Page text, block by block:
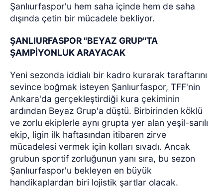
Şanlıurfaspor'u hem saha içinde hem de saha
dışında çetin bir mücadele bekliyor.
ŞANLIURFASPOR "BEYAZ GRUP"TA
ŞAMPİYONLUK ARAYACAK
Yeni sezonda iddialı bir kadro kurarak taraftarını
sevince boğmak isteyen Şanlıurfaspor, TFF'nin
Ankara'da gerçekleştirdiği kura çekiminin
ardından Beyaz Grup'a düştü. Birbirinden köklü
ve zorlu ekiplerle aynı grupta yer alan yeşil-sarılı
ekip, ligin ilk haftasından itibaren zirve
mücadelesi vermek için kolları sıvadı. Ancak
grubun sportif zorluğunun yanı sıra, bu sezon
Şanlıurfaspor'u bekleyen en büyük
handikaplardan biri lojistik şartlar olacak.